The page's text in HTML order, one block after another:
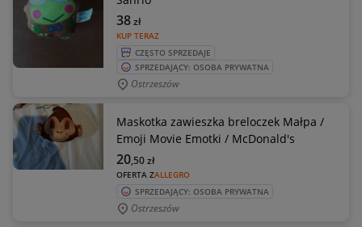
KUP TERAZ
38zł
CZĘSTO SPRZEDAJE
SPRZEDAJĄCY: OSOBA PRYWATNA
Ostrzeszów
Maskotka zawieszka breloczek Małpa /
Emoji Movie Emotki / McDonald's
OFERTA ZALLEGRO
20,50zł
SPRZEDAJĄCY: OSOBA PRYWATNA
Ostrzeszów